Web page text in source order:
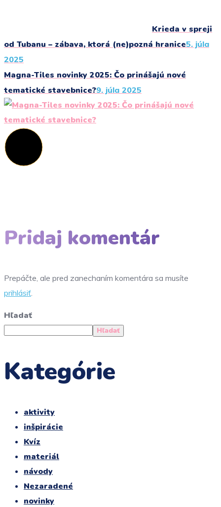
Krieda v spreji
od Tubanu – zábava, ktorá (ne)pozná hranice5. júla
2025
Magna-Tiles novinky 2025: Čo prinášajú nové
tematické stavebnice?9. júla 2025
Pridaj komentár
Prepáčte, ale pred zanechaním komentára sa musíte
prihlásiť.
Hľadať
Hľadať
Kategórie
aktivity
inšpirácie
Kvíz
materiál
návody
Nezaradené
novinky